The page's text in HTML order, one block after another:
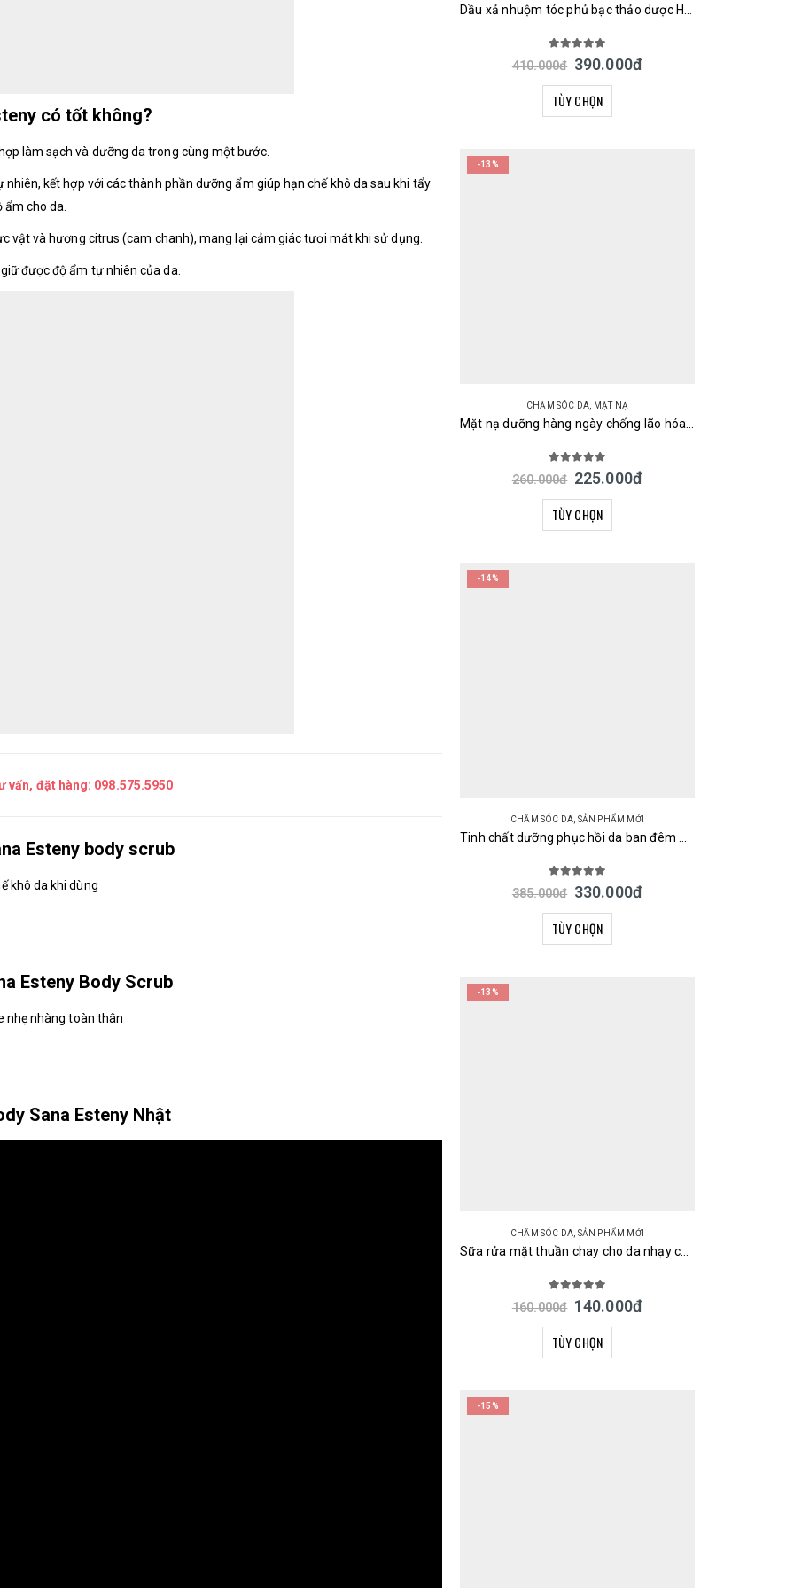
có tốt không?
làm sạch và dưỡng da trong cùng một bước.
kết hợp với các thành phần dưỡng ẩm giúp hạn chế khô da sau khi tẩy
cho da.
vật và hương citrus (cam chanh), mang lại cảm giác tươi mát khi sử dụng.
được độ ẩm tự nhiên của da.
vấn, đặt hàng: 098.575.5950
Esteny body scrub
khô da khi dùng
Esteny Body Scrub
nhẹ nhàng toàn thân
Sana Esteny Nhật
Dầu xả nhuộm tóc phủ bạc thảo dược Hena Nhật Bản 250g
out of 5
410.000đ 390.000đ
TÙY CHỌN
-13%
CHĂM SÓC DA, MẶT NẠ
Mặt nạ dưỡng hàng ngày chống lão hóa, dưỡng trắng, phục hồi cấp ẩm da Posh Kosh 30 miếng Nhật
out of 5
260.000đ 225.000đ
TÙY CHỌN
-14%
CHĂM SÓC DA, SẢN PHẨM MỚI
Tinh chất dưỡng phục hồi da ban đêm URUYOI Night Repair Essence Cosmetex Roland 100ml Nhật Bản
out of 5
385.000đ 330.000đ
TÙY CHỌN
-13%
CHĂM SÓC DA, SẢN PHẨM MỚI
Sữa rửa mặt thuần chay cho da nhạy cảm và mẹ bầu Cow Brand Mutenka 110g & 160ml Nhật Bản
out of 5
160.000đ 140.000đ
TÙY CHỌN
-15%